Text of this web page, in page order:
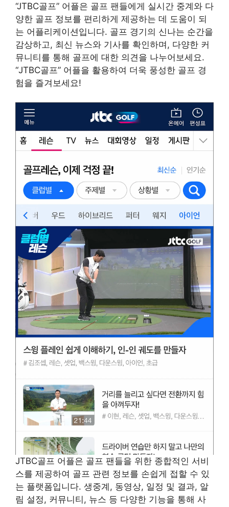
“JTBC골프” 어플은 골프 팬들에게 실시간 중계와 다
양한 골프 정보를 편리하게 제공하는 데 도움이 되
는 어플리케이션입니다. 골프 경기의 신나는 순간을
감상하고, 최신 뉴스와 기사를 확인하며, 다양한 커
뮤니티를 통해 골프에 대한 의견을 나누어보세요.
“JTBC골프” 어플을 활용하여 더욱 풍성한 골프 경
험을 즐겨보세요!
JTBC골프 어플은 골프 팬들을 위한 종합적인 서비
스를 제공하여 골프 관련 정보를 손쉽게 접할 수 있
는 플랫폼입니다. 생중계, 동영상, 일정 및 결과, 알
림 설정, 커뮤니티, 뉴스 등 다양한 기능을 통해 사